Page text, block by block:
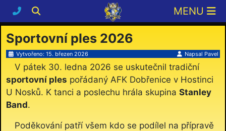
Sportovní ples 2026
Napsal Pavel
Vytvořeno: 15. březen 2026
V pátek 30. ledna 2026 se uskutečnil tradiční
sportovní ples pořádaný AFK Dobřenice v Hostinci
U Nosků. K tanci a poslechu hrála skupina Stanley
Band.
Poděkování patří všem kdo se podílel na přípravě